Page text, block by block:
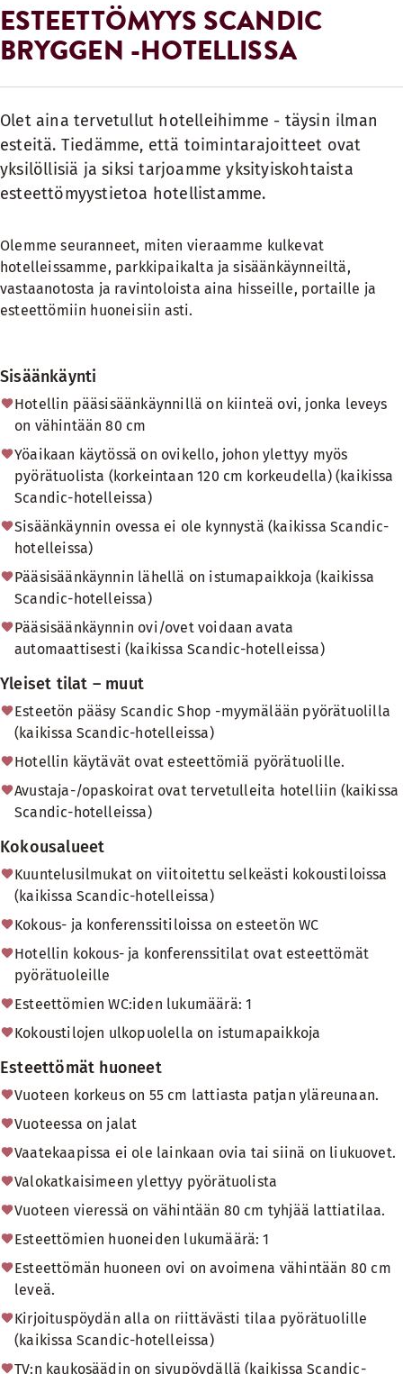
ESTEETTÖMYYS SCANDIC
BRYGGEN -HOTELLISSA
Olet aina tervetullut hotelleihimme - täysin ilman
esteitä. Tiedämme, että toimintarajoitteet ovat
yksilöllisiä ja siksi tarjoamme yksityiskohtaista
esteettömyystietoa hotellistamme.
Olemme seuranneet, miten vieraamme kulkevat
hotelleissamme, parkkipaikalta ja sisäänkäynneiltä,
vastaanotosta ja ravintoloista aina hisseille, portaille ja
esteettömiin huoneisiin asti.
Sisäänkäynti
Hotellin pääsisäänkäynnillä on kiinteä ovi, jonka leveys
on vähintään 80 cm
Yöaikaan käytössä on ovikello, johon ylettyy myös
pyörätuolista (korkeintaan 120 cm korkeudella) (kaikissa
Scandic-hotelleissa)
Sisäänkäynnin ovessa ei ole kynnystä (kaikissa Scandic-
hotelleissa)
Pääsisäänkäynnin lähellä on istumapaikkoja (kaikissa
Scandic-hotelleissa)
Pääsisäänkäynnin ovi/ovet voidaan avata
automaattisesti (kaikissa Scandic-hotelleissa)
Yleiset tilat – muut
Esteetön pääsy Scandic Shop -myymälään pyörätuolilla
(kaikissa Scandic-hotelleissa)
Hotellin käytävät ovat esteettömiä pyörätuolille.
Avustaja-/opaskoirat ovat tervetulleita hotelliin (kaikissa
Scandic-hotelleissa)
Kokousalueet
Kuuntelusilmukat on viitoitettu selkeästi kokoustiloissa
(kaikissa Scandic-hotelleissa)
Kokous- ja konferenssitiloissa on esteetön WC
Hotellin kokous- ja konferenssitilat ovat esteettömät
pyörätuoleille
Esteettömien WC:iden lukumäärä: 1
Kokoustilojen ulkopuolella on istumapaikkoja
Esteettömät huoneet
Vuoteen korkeus on 55 cm lattiasta patjan yläreunaan.
Vuoteessa on jalat
Vaatekaapissa ei ole lainkaan ovia tai siinä on liukuovet.
Valokatkaisimeen ylettyy pyörätuolista
Vuoteen vieressä on vähintään 80 cm tyhjää lattiatilaa.
Esteettömien huoneiden lukumäärä: 1
Esteettömän huoneen ovi on avoimena vähintään 80 cm
leveä.
Kirjoituspöydän alla on riittävästi tilaa pyörätuolille
(kaikissa Scandic-hotelleissa)
TV:n kaukosäädin on sivupöydällä (kaikissa Scandic-